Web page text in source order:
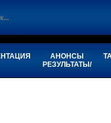
АНОНСЫ
РЕЗУЛЬТАТЫ/